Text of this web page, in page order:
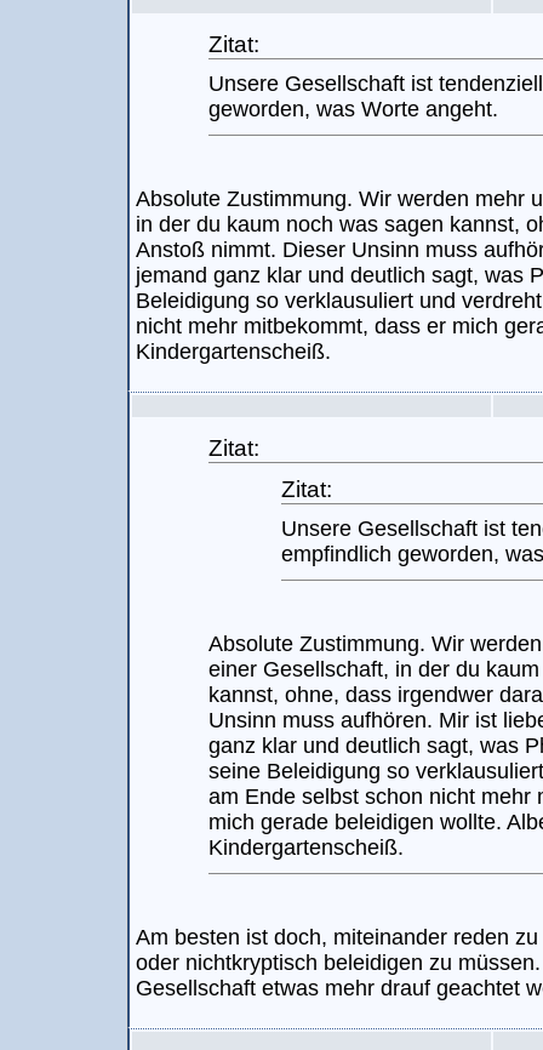
Zitat:
Unsere Gesellschaft ist
geworden, was Worte angeht.
Absolute Zustimmung. Wir werden mehr
in der du kaum noch was sagen kannst,
Anstoß nimmt. Dieser Unsinn muss
jemand ganz klar und deutlich sagt, was
Beleidigung so verklausuliert und
nicht mehr mitbekommt, dass er mich
Kindergartenscheiß.
Zitat:
Zitat:
Unsere Gesellschaft ist
empfindlich geworden,
Absolute Zustimmung. Wir
einer Gesellschaft, in der du
kannst, ohne, dass irgendwer
Unsinn muss aufhören. Mir ist
ganz klar und deutlich sagt, was
seine Beleidigung so
am Ende selbst schon nicht mehr
mich gerade beleidigen wollte.
Kindergartenscheiß.
Am besten ist doch, miteinander reden
oder nichtkryptisch beleidigen zu
Gesellschaft etwas mehr drauf geachtet